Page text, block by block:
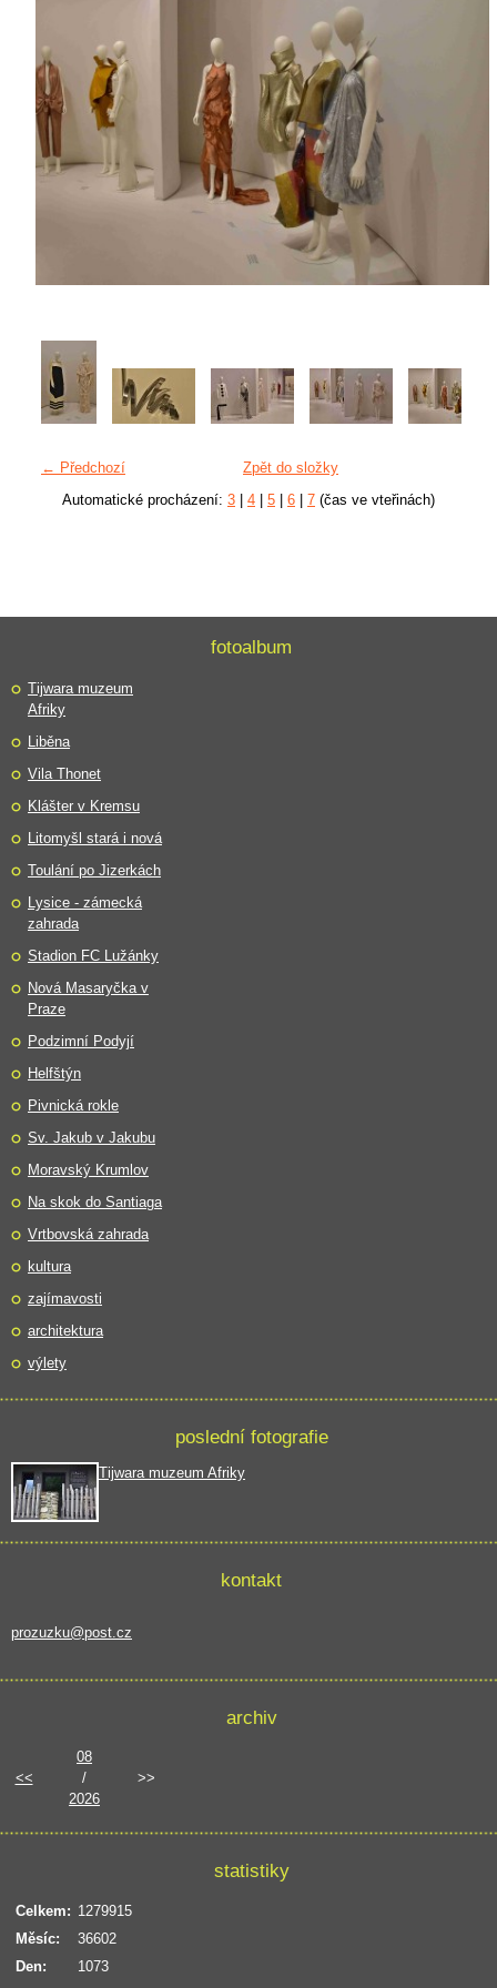
← Předchozí
Zpět do složky
Automatické procházení: 3 | 4 | 5 | 6 | 7 (čas ve vteřinách)
fotoalbum
Tijwara muzeum
Afriky
Liběna
Vila Thonet
Klášter v Kremsu
Litomyšl stará i nová
Toulání po Jizerkách
Lysice - zámecká
zahrada
Stadion FC Lužánky
Nová Masaryčka v
Praze
Podzimní Podyjí
Helfštýn
Pivnická rokle
Sv. Jakub v Jakubu
Moravský Krumlov
Na skok do Santiaga
Vrtbovská zahrada
kultura
zajímavosti
architektura
výlety
poslední fotografie
Tijwara muzeum Afriky
kontakt
prozuzku@post.cz
archiv
<<
08
/
2026
>>
statistiky
Celkem: 1279915
Měsíc:
36602
Den:
1073